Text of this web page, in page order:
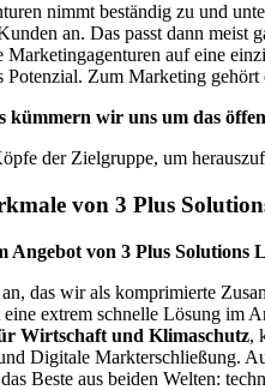
nimmt beständig zu und
an. Das passt dann
Marketingagenturen auf eine
Potenzial. Zum Marketing
kümmern wir uns um das
der Zielgruppe, um
von 3 Plus
Angebot von 3 Plus
das wir als komprimierte
extrem schnelle Lösung im
Wirtschaft und Klimaschutz,
Digitale Markterschließung.
Beste aus beiden Welten: